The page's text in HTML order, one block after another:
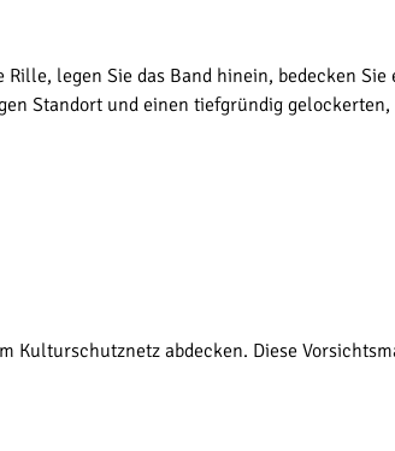
legen Sie das Band hinein, bedecken
Standort und einen tiefgründig
abdecken. Diese